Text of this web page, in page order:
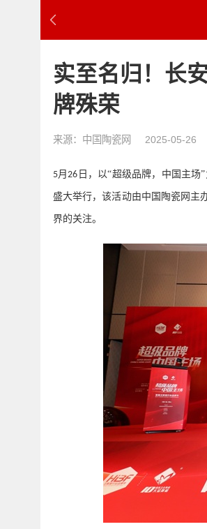
实至名归！长
牌殊荣
来源：中国陶瓷网 2025-05-26
5月 26 日， 以“超级品牌，中国主场
盛大举行，该活动由中国陶瓷网主
界的关注。